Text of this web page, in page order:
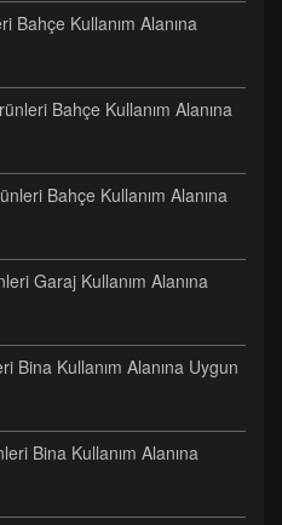
Bahçe Kullanım Alanına
Bahçe Kullanım Alanına
Bahçe Kullanım Alanına
Garaj Kullanım Alanına
Bina Kullanım Alanına Uygun
Bina Kullanım Alanına